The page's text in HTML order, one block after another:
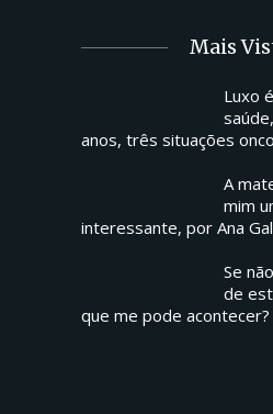
Mais
Luxo
anos, três situações
A
mim
interessante, por Ana
Se
de
que me pode acontecer?